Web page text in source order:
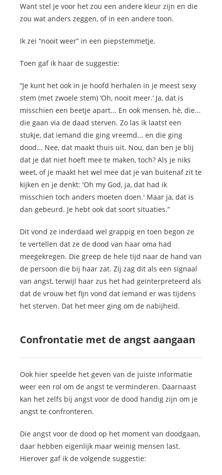
Want stel je voor het zou een andere kleur zijn en die
zou wat anders zeggen, of in een andere toon.
Ik zei “nooit weer” in een piepstemmetje.
Toen gaf ik haar de suggestie:
“Je kunt het ook in je hoofd herhalen in je meest sexy
stem (met zwoele stem) ‘Oh, nooit meer.’ Ja, dat is
misschien een beetje apart... En ook mensen, hè, die...
die gaan via de daad sterven. Zo las ik laatst een
stukje, dat iemand die ging vreemd... en die ging
dood... Nee, dat maakt thuis uit. Nou, dan ben je blij
dat je dat niet hoeft mee te maken, toch? Als je niks
weet, of je maakt het wel mee dat je van buitenaf zit te
kijken en je denkt: 'Oh my God, ja, dat had ik
misschien toch anders moeten doen.' Maar ja, dat is
dan gebeurd. Je hebt ook dat soort situaties.”
Dit vond ze inderdaad wel grappig en toen begon ze
te vertellen dat ze de dood van haar oma had
meegekregen. Die greep de hele tijd naar de hand van
de persoon die bij haar zat. Zij zag dit als een signaal
van angst, terwijl haar zus het had geïnterpreteerd als
dat de vrouw het fijn vond dat iemand er was tijdens
het sterven. Dat het meer ging om de nabijheid.
Confrontatie met de angst aangaan
Ook hier speelde het geven van de juiste informatie
weer een rol om de angst te verminderen. Daarnaast
kan het zelfs bij angst voor de dood handig zijn om je
angst te confronteren.
Die angst voor de dood op het moment van doodgaan,
daar hebben eigenlijk maar weinig mensen last.
Hierover gaf ik de volgende suggestie: